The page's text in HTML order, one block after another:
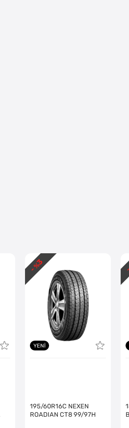
YENI
195/60R16C NEXEN
ROADIAN CT8 99/97H
- %
3